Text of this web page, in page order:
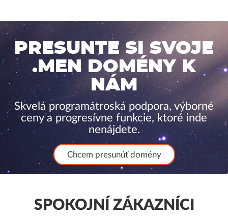
PRESUNTE SI SVOJE
.MEN DOMÉNY K
NÁM
Skvelá programátroská podpora, výborné
ceny a progresívne funkcie, ktoré inde
nenájdete.
Chcem presunúť domény
SPOKOJNÍ ZÁKAZNÍCI